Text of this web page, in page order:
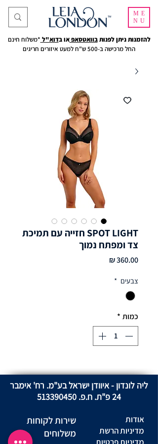
ME
NU
להזמנות ניתן לפנות בוואטסאפאו בדוא"ל *משלוח חינם
החל מרכישה ב-500 ש"ח למעט איזורים חריגים
SPOT LIGHT חזייה עם תמיכת
צד ומפתח נמוך
צבעים *
כמות *
ליה לונדון - איוודן ישראל בע"מ. רח' אימבר
24 פ"ת. ח.פ.
513390450
שירות לקוחות
משלוחים
אודות
מדיניות הרשת